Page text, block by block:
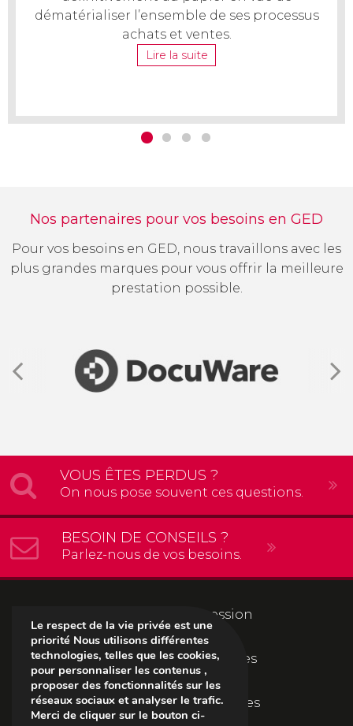
dématérialiser l’ensemble de ses processus
achats et ventes.
Lire la suite
Nos partenaires pour vos besoins en GED
Pour vos besoins en GED, nous travaillons avec les
plus grandes marques pour vous offrir la meilleure
prestation possible.
VOUS ÊTES PERDUS ?
On nous pose souvent ces questions.
BESOIN DE CONSEILS ?
Parlez-nous de vos besoins.
Solutions d’impression
Solutions informatiques
Solutions documentaires
Le respect de la vie privée est une
priorité Nous utilisons différentes
technologies, telles que les cookies,
pour personnaliser les contenus ,
proposer des fonctionnalités sur les
réseaux sociaux et analyser le trafic.
Merci de cliquer sur le bouton ci-